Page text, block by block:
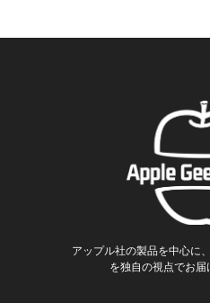
アップル社の製品を中心に
を独自の視点でお届